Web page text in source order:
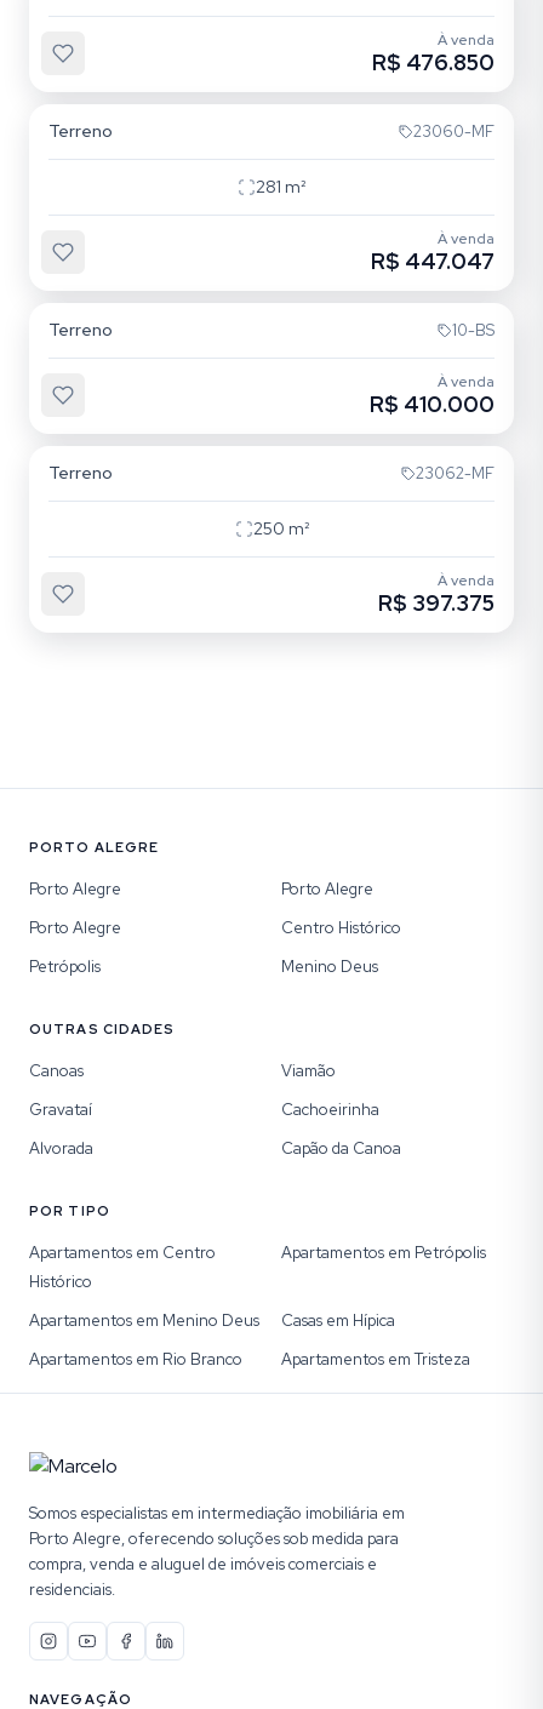
À venda
R$ 476.850
Terreno 23060-MF
281 m²
À venda
R$ 447.047
Terreno 10-BS
À venda
R$ 410.000
Terreno 23062-MF
250 m²
À venda
R$ 397.375
PORTO ALEGRE
Porto Alegre
Porto Alegre
Porto Alegre
Centro Histórico
Petrópolis
Menino Deus
OUTRAS CIDADES
Canoas
Viamão
Gravataí
Cachoeirinha
Alvorada
Capão da Canoa
POR TIPO
Apartamentos em Centro
Histórico
Apartamentos em Petrópolis
Apartamentos em Menino Deus
Casas em Hípica
Apartamentos em Rio Branco
Apartamentos em Tristeza
Somos especialistas em intermediação imobiliária em
Porto Alegre, oferecendo soluções sob medida para
compra, venda e aluguel de imóveis comerciais e
residenciais.
NAVEGAÇÃO